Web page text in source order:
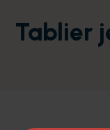
Tablier